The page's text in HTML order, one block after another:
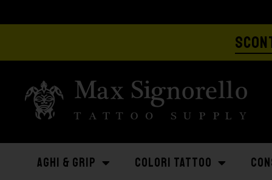
AGHI & GRIP COLORI TATTOO